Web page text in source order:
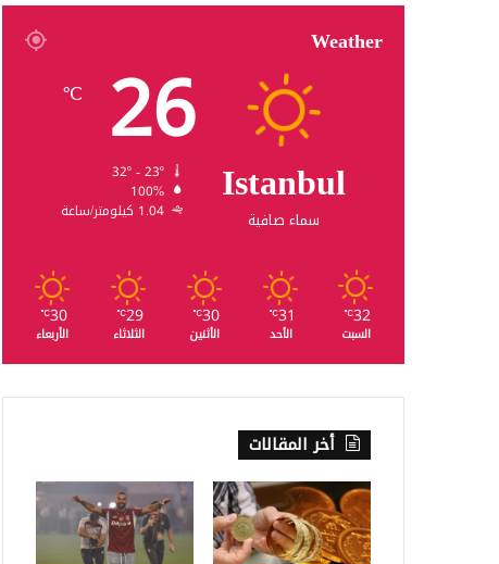
Weather
Istanbul
سماء صافية
26
℃
100%
1.04 كيلومتر/ساعة
32
℃
السبت
31
℃
الأحد
30
℃
الأثنين
29
℃
الثلاثاء
30
℃
الأربعاء
أخر المقالات